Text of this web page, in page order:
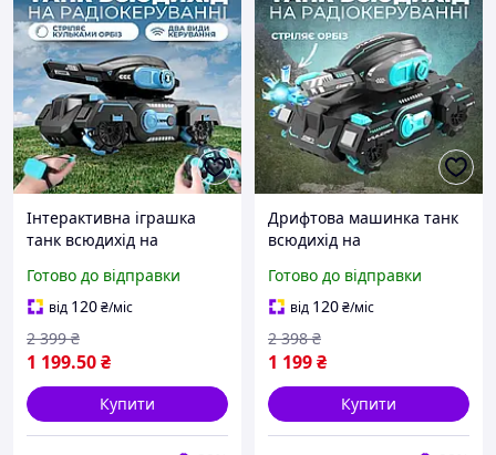
Інтерактивна іграшка
танк всюдихід на
потужними ефектами для
дітей танк з пультом
Готово до відправки
від 120₴/міс
1 199.50₴
2 399 ₴
Купити
Дрифтова машинка танк
всюдихід на
бездоріжжя стріляє
водяними кулями орбіз
Готово до відправки
від 120₴/міс
1 199₴
2 398 ₴
Купити